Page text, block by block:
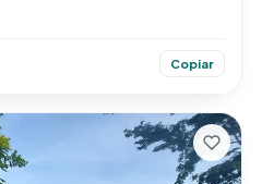
Copiar